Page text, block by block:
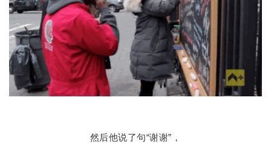
然后他说了句“谢谢”，